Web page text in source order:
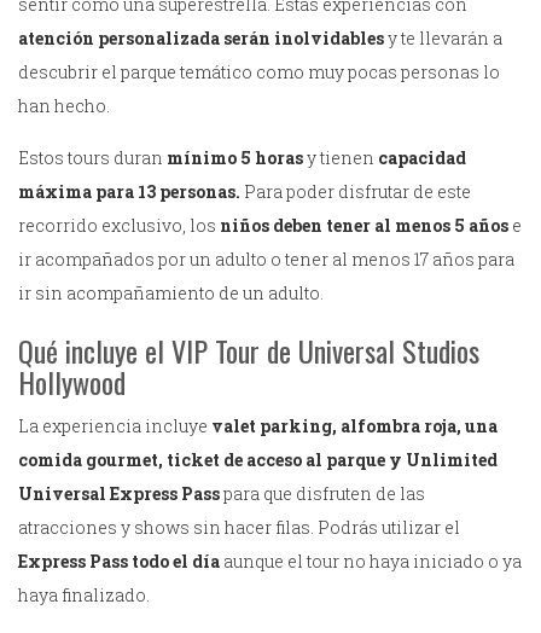
atención personalizada serán inolvidablesy te llevarán a
descubrir el parque temático como muy pocas personas lo
han hecho.
Estos tours duran mínimo 5 horasy tienen capacidad
máxima para 13 personas. Para poder disfrutar de este
recorrido exclusivo, los niños deben tener al menos 5 años e
ir acompañados por un adulto o tener al menos 17 años para
ir sin acompañamiento de un adulto.
Qué incluye el VIP Tour de Universal Studios
Hollywood
La experiencia incluye valet parking, alfombra roja, una
comida gourmet, ticket de acceso al parque y Unlimited
Universal Express Passpara que disfruten de las
atracciones y shows sin hacer filas. Podrás utilizar el
Express Pass todo el día aunque el tour no haya iniciado o ya
haya finalizado.